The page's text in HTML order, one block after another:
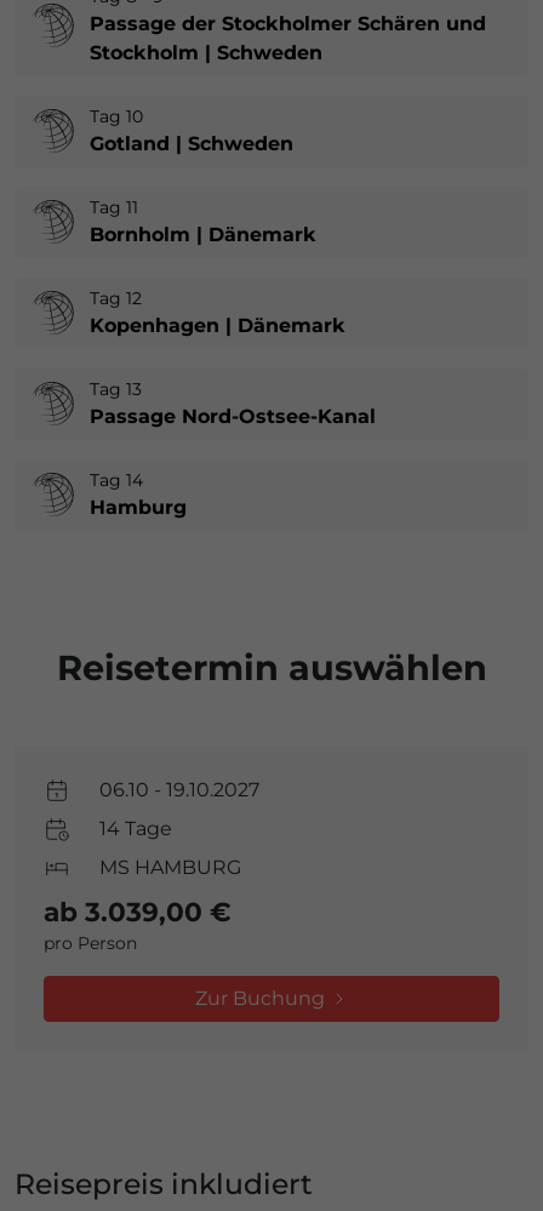
Passage der Stockholmer Schären und
Stockholm | Schweden
Tag 10
Gotland | Schweden
Tag 11
Bornholm | Dänemark
Tag 12
Kopenhagen | Dänemark
Tag 13
Passage Nord-Ostsee-Kanal
Tag 14
Hamburg
Reisetermin auswählen
06.10 - 19.10.2027
14 Tage
MS HAMBURG
ab 3.039,00 €
pro Person
Zur Buchung
Reisepreis inkludiert